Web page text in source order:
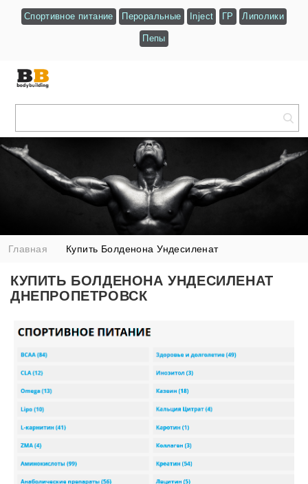
Спортивное питание Пероральные Inject ГР Липолики
Пепы
Главная Купить Болденона Ундесиленат
Днепропетровск
КУПИТЬ БОЛДЕНОНА УНДЕСИЛЕНАТ
ДНЕПРОПЕТРОВСК